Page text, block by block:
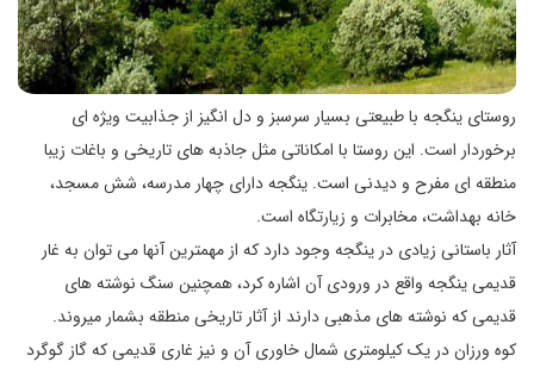
روستای ینگجه با طبیعتی بسیار سرسبز و دل انگیز از جذابیت ویژه ای
برخوردار است. این روستا با امکاناتی مثل جاذبه های تاریخی و باغات زیبا
منطقه ای مفرح و دیدنی است. ینگجه دارای چهار مدرسه، شش مسجد،
خانه بهداشت، مخابرات و زیارتگاه است.
آثار باستانی زیادی در ینگجه وجود دارد که از مهمترین آنها می‌ توان به غار
قدیمی ینگجه واقع در ورودی آن اشاره کرد، همچنین سنگ نوشته‌ های
قدیمی که نوشته ‌های مذهبی دارند از آثار تاریخی منطقه بشمار میروند.
کوه ورزان در یک کیلومتری شمال خاوری آن و نیز غاری قدیمی که گاز گوگرد